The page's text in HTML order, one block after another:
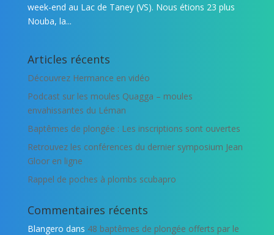
week-end au Lac de Taney (VS). Nous étions 23 plus
Nouba, la...
Articles récents
Découvrez Hermance en vidéo
Podcast sur les moules Quagga – moules
envahissantes du Léman
Baptêmes de plongée : Les inscriptions sont ouvertes
Retrouvez les conférences du dernier symposium Jean
Gloor en ligne
Rappel de poches à plombs scubapro
Commentaires récents
Blangero dans 48 baptêmes de plongée offerts par le